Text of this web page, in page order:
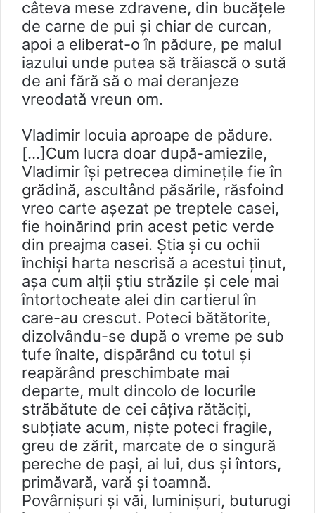
câteva mese zdravene, din bucăţele
de carne de pui și chiar de curcan,
apoi a eliberat-o în pădure, pe malul
iazului unde putea să trăiască o sută
de ani fără să o mai deranjeze
vreodată vreun om.
Vladimir locuia aproape de pădure.
[…]Cum lucra doar după-amiezile,
Vladimir îşi petrecea dimineţile fie în
grădină, ascultând păsările, răsfoind
vreo carte aşezat pe treptele casei,
fie hoinărind prin acest petic verde
din preajma casei. Ştia şi cu ochii
închişi harta nescrisă a acestui ţinut,
aşa cum alţii ştiu străzile şi cele mai
întortocheate alei din cartierul în
care-au crescut. Poteci bătătorite,
dizolvându-se după o vreme pe sub
tufe înalte, dispărând cu totul şi
reapărând preschimbate mai
departe, mult dincolo de locurile
străbătute de cei câțiva rătăciți,
subțiate acum, nişte poteci fragile,
greu de zărit, marcate de o singură
pereche de pași, ai lui, dus și întors,
primăvară, vară și toamnă.
Povârnişuri şi văi, luminişuri, buturugi